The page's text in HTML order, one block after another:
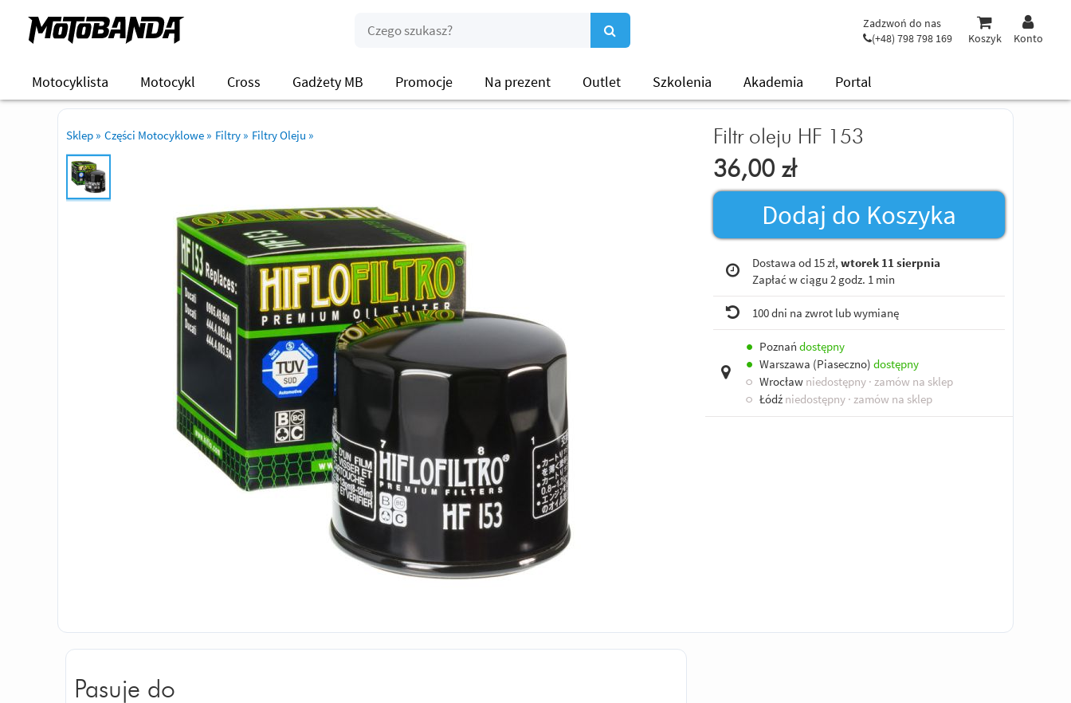
Zadzwoń do nas
(+48) 798 798 169
Koszyk Konto
Motocyklista Motocykl Cross Gadżety MB Promocje Na prezent Outlet Szkolenia Akademia Portal
Sklep » Części Motocyklowe » Filtry » Filtry Oleju » Filtr oleju HF 153
36,00 zł
Dodaj do Koszyka
Dostawa od 15 zł, wtorek 11 sierpnia
Zapłać w ciągu 2 godz. 1 min
100 dni na zwrot lub wymianę
● Poznań dostępny
● Warszawa (Piaseczno) dostępny
○ Wrocław niedostępny · zamów na sklep
○ Łódź niedostępny · zamów na sklep
Pasuje do